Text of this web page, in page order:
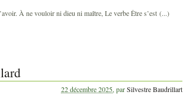
À ne vouloir ni dieu ni maître, Le verbe Être s’est (...)
22 décembre 2025,parSilvestre Baudrillart